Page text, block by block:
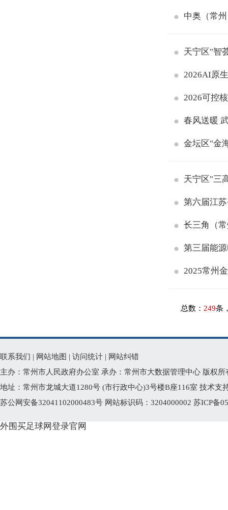
中奥（常
天宁区"智
2026AI原
2026可控
春风送暖
金坛区"金
天宁区"三
第六届江
长三角（
第三届能
2025常州
总数： 249条
联系我们 | 网站地图 | 访问统计 | 网站纠错
主办：常州市人民政府办公室 承办：常州市大数据管理中心 版权
地址：常州市龙城大道1280号 (市行政中心)3号楼B座116室 技术支
苏公网安备32041102000483号 网站标识码：3204000002 苏ICP备
外围买足球网登录官网